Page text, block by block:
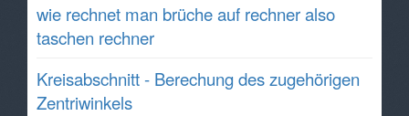
wie rechnet man brüche auf rechner also
taschen rechner
Kreisabschnitt - Berechung des zugehörigen
Zentriwinkels